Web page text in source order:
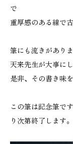
で
重厚感のある線で
筆にも流きがあり
天来先生が大事に
是非、その書き味
この筆は記念筆で
り次第終了します。